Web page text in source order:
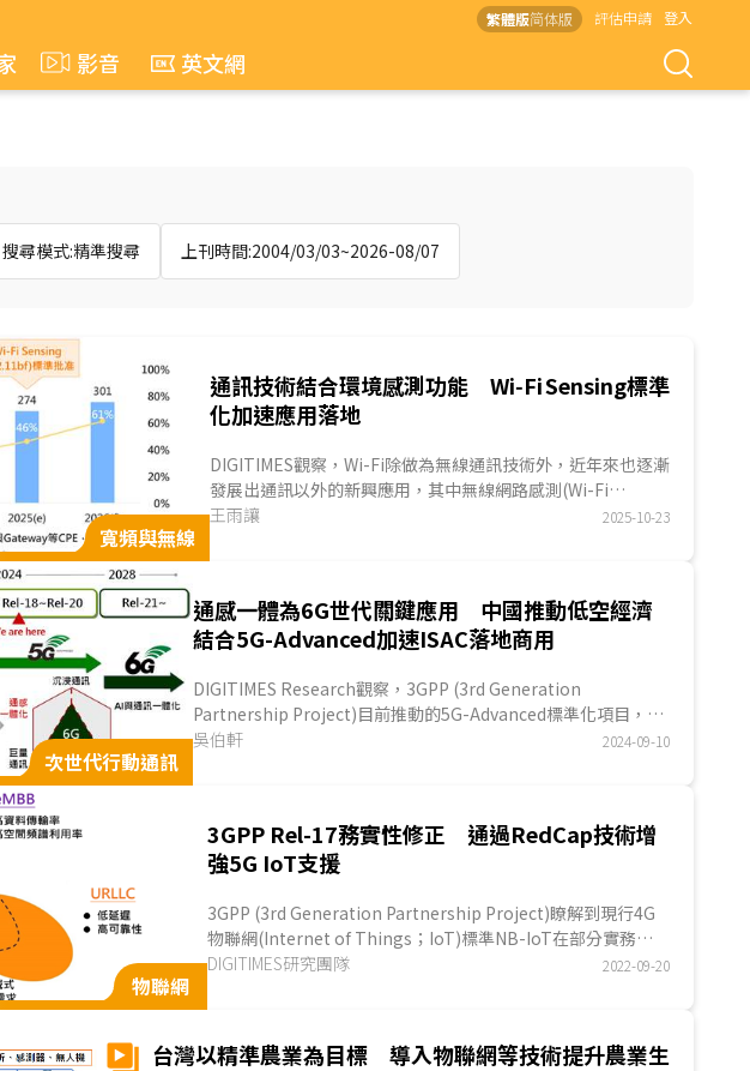
繁體版简体版 評估申請 登入
影音 英文網
搜尋模式:精準搜尋 上刊時間:2004/03/03~2026-08/07
寬頻與無線
通訊技術結合環境感測功能 Wi‑Fi Sensing標準
化加速應用落地
DIGITIMES觀察，Wi-Fi除做為無線通訊技術外，近年來也逐漸
發展出通訊以外的新興應用，其中無線網路感測(Wi-Fi
Sensing)即是發展趨勢之一，並成為2024~2025年全球...
王雨讓 2025-10-23
次世代行動通訊
通感一體為6G世代關鍵應用 中國推動低空經濟
結合5G-Advanced加速ISAC落地商用
DIGITIMES Research觀察，3GPP (3rd Generation
Partnership Project)目前推動的5G-Advanced標準化項目，以
及國際電信聯盟(International Telecommunicati...
吳伯軒 2024-09-10
物聯網
3GPP Rel-17務實性修正 通過RedCap技術增
強5G IoT支援
3GPP (3rd Generation Partnership Project)瞭解到現行4G
物聯網(Internet of Things；IoT)標準NB-IoT在部分實務應
用上有所不足，因而增訂另一更合適的物聯網標...
DIGITIMES研究團隊 2022-09-20
台灣以精準農業為目標 導入物聯網等技術提升農業生